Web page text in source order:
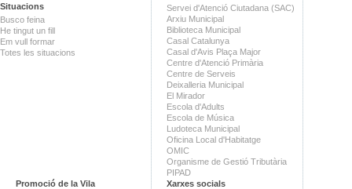
Situacions
Busco feina
He tingut un fill
Em vull formar
Totes les situacions
Servei d'Atenció Ciutadana (SAC)
Arxiu Municipal
Biblioteca Municipal
Casal Catalunya
Casal d'Avis Plaça Major
Centre d'Atenció Primària
Centre de Serveis
Deixalleria Municipal
El Mirador
Escola d'Adults
Escola de Música
Ludoteca Municipal
Oficina Local d'Habitatge
OMIC
Organisme de Gestió Tributària
PIPAD
Promoció de la Vila
Xarxes socials